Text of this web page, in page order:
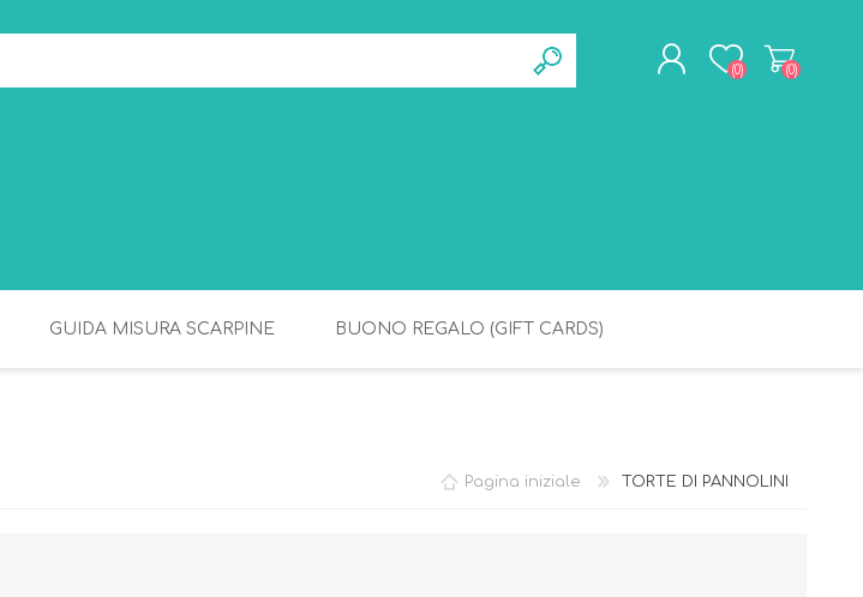
(0) (0)
GUIDA MISURA SCARPINE BUONO REGALO (GIFT CARDS)
Pagina iniziale TORTE DI PANNOLINI